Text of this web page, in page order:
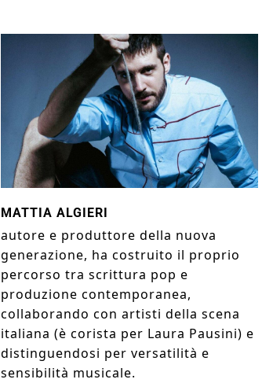
MATTIA ALGIERI
autore e produttore della nuova
generazione, ha costruito il proprio
percorso tra scrittura pop e
produzione contemporanea,
collaborando con artisti della scena
italiana (è corista per Laura Pausini) e
distinguendosi per versatilità e
sensibilità musicale.